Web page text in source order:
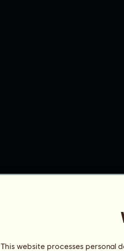
This website processes personal